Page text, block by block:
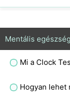
Mentális
Mi a Clock
Hogyan lehet